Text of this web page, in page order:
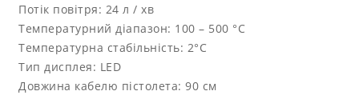
Потік повітря: 24 л / хв
Температурний діапазон: 100 – 500 °C
Температурна стабільність: 2°C
Тип дисплея: LED
Довжина кабелю пістолета: 90 см